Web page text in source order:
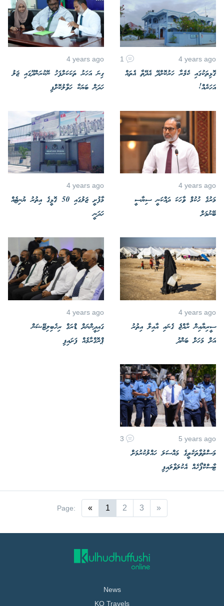
4 years ago
1
ގޮޅިތަކުގައި ކެމެރާ ހަރުކޮށްދޭ އެދޭތާ އެތައް
އަހަރެއް!
4 years ago
ގިނަ އަހަރު ތަކަކަށްފަހު ނޭކުރަންދޫގައި ޖަލު
ހަދަން ބަޔަކާ ހަވާލުކޮށްފި
4 years ago
މަރުގެ ހުކުމް ވާހަކަ ދައްކަނީ ސިޔާސީ
ބޭނުމަށް
4 years ago
މާފުށީ ޖަލުގައި 50 ގޮޅީގެ އިތުރު ޔުނިޓެއް
ހަދަނީ
4 years ago
ސީރިޔާއިން ރާއްޖެ ގެނައި އާއިލާ އިތުރު
އަށް މަހަށް ބަންދު
4 years ago
ގައިދީންނަށް ޑްރަގް ރިހެބިލިޓޭޝަން
ޕްރޮގްރާމެއް ފަށައިފި
5 years ago
3
މަސްތުވާތަކެތީގެ މައްސަލަ ހައްލުކުރުމަށް
ޓާސްކްފޯހެއް އެކުލަވާލައިފި
Page: « 1 2 3 »
News
KO Travels